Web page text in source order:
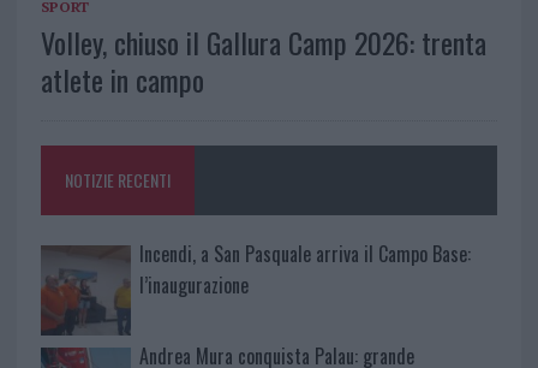
SPORT
Volley, chiuso il Gallura Camp 2026: trenta
atlete in campo
NOTIZIE RECENTI
Incendi, a San Pasquale arriva il Campo Base:
l’inaugurazione
Andrea Mura conquista Palau: grande